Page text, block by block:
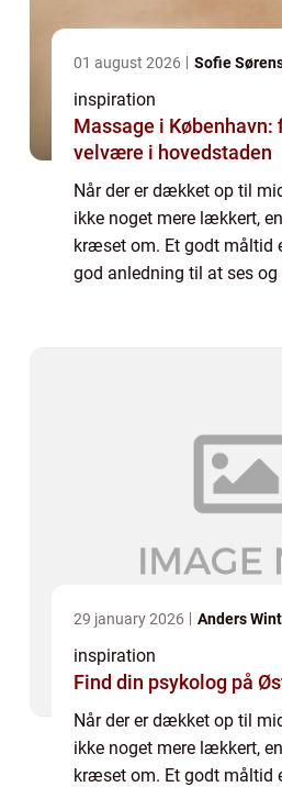
01 august 2026 Sofie
inspiration
Massage i København:
velvære i hovedstaden
Når der er dækket op til
ikke noget mere lækkert,
kræset om. Et godt måltid
god anledning til at ses og
29 january 2026 Anders
inspiration
Find din psykolog på
Når der er dækket op til
ikke noget mere lækkert,
kræset om. Et godt måltid